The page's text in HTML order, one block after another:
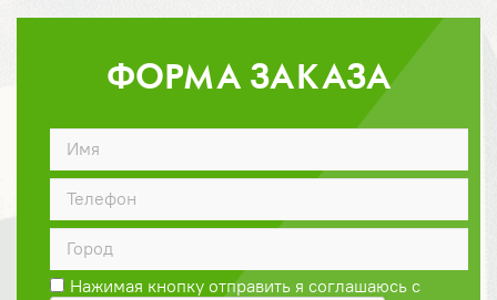
ФОРМА ЗАКАЗА
Нажимая кнопку отправить я соглашаюсь с